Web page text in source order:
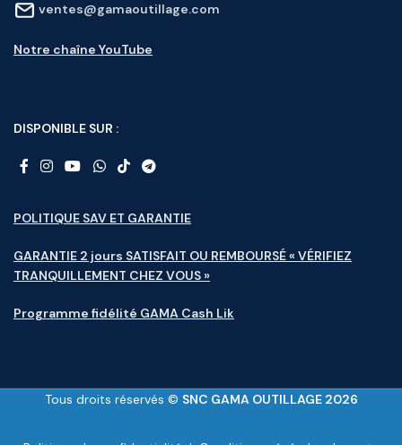
ventes@gamaoutillage.com
Notre chaîne YouTube
DISPONIBLE SUR :
POLITIQUE SAV ET GARANTIE
GARANTIE 2 jours SATISFAIT OU REMBOURSÉ « VÉRIFIEZ
TRANQUILLEMENT CHEZ VOUS »
Programme fidélité GAMA Cash Lik
Tous droits réservés © SNC GAMA OUTILLAGE 2026